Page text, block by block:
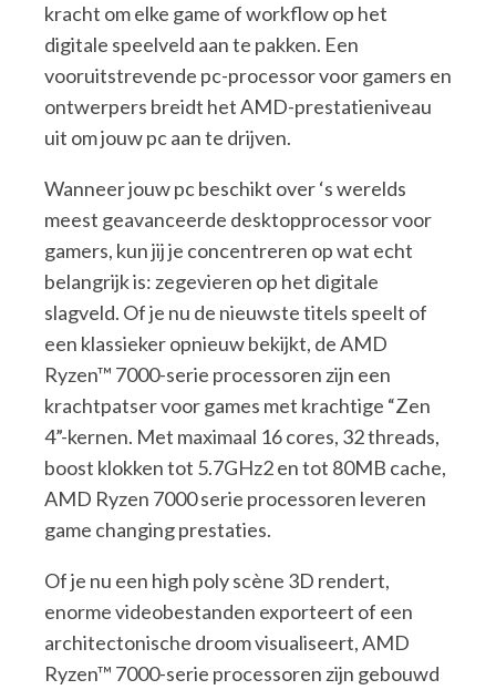
kracht om elke game of workflow op het
digitale speelveld aan te pakken. Een
vooruitstrevende pc-processor voor gamers en
ontwerpers breidt het AMD-prestatieniveau
uit om jouw pc aan te drijven.
Wanneer jouw pc beschikt over ‘s werelds
meest geavanceerde desktopprocessor voor
gamers, kun jij je concentreren op wat echt
belangrijk is: zegevieren op het digitale
slagveld. Of je nu de nieuwste titels speelt of
een klassieker opnieuw bekijkt, de AMD
Ryzen™ 7000-serie processoren zijn een
krachtpatser voor games met krachtige “Zen
4”-kernen. Met maximaal 16 cores, 32 threads,
boost klokken tot 5.7GHz2 en tot 80MB cache,
AMD Ryzen 7000 serie processoren leveren
game changing prestaties.
Of je nu een high poly scène 3D rendert,
enorme videobestanden exporteert of een
architectonische droom visualiseert, AMD
Ryzen™ 7000-serie processoren zijn gebouwd